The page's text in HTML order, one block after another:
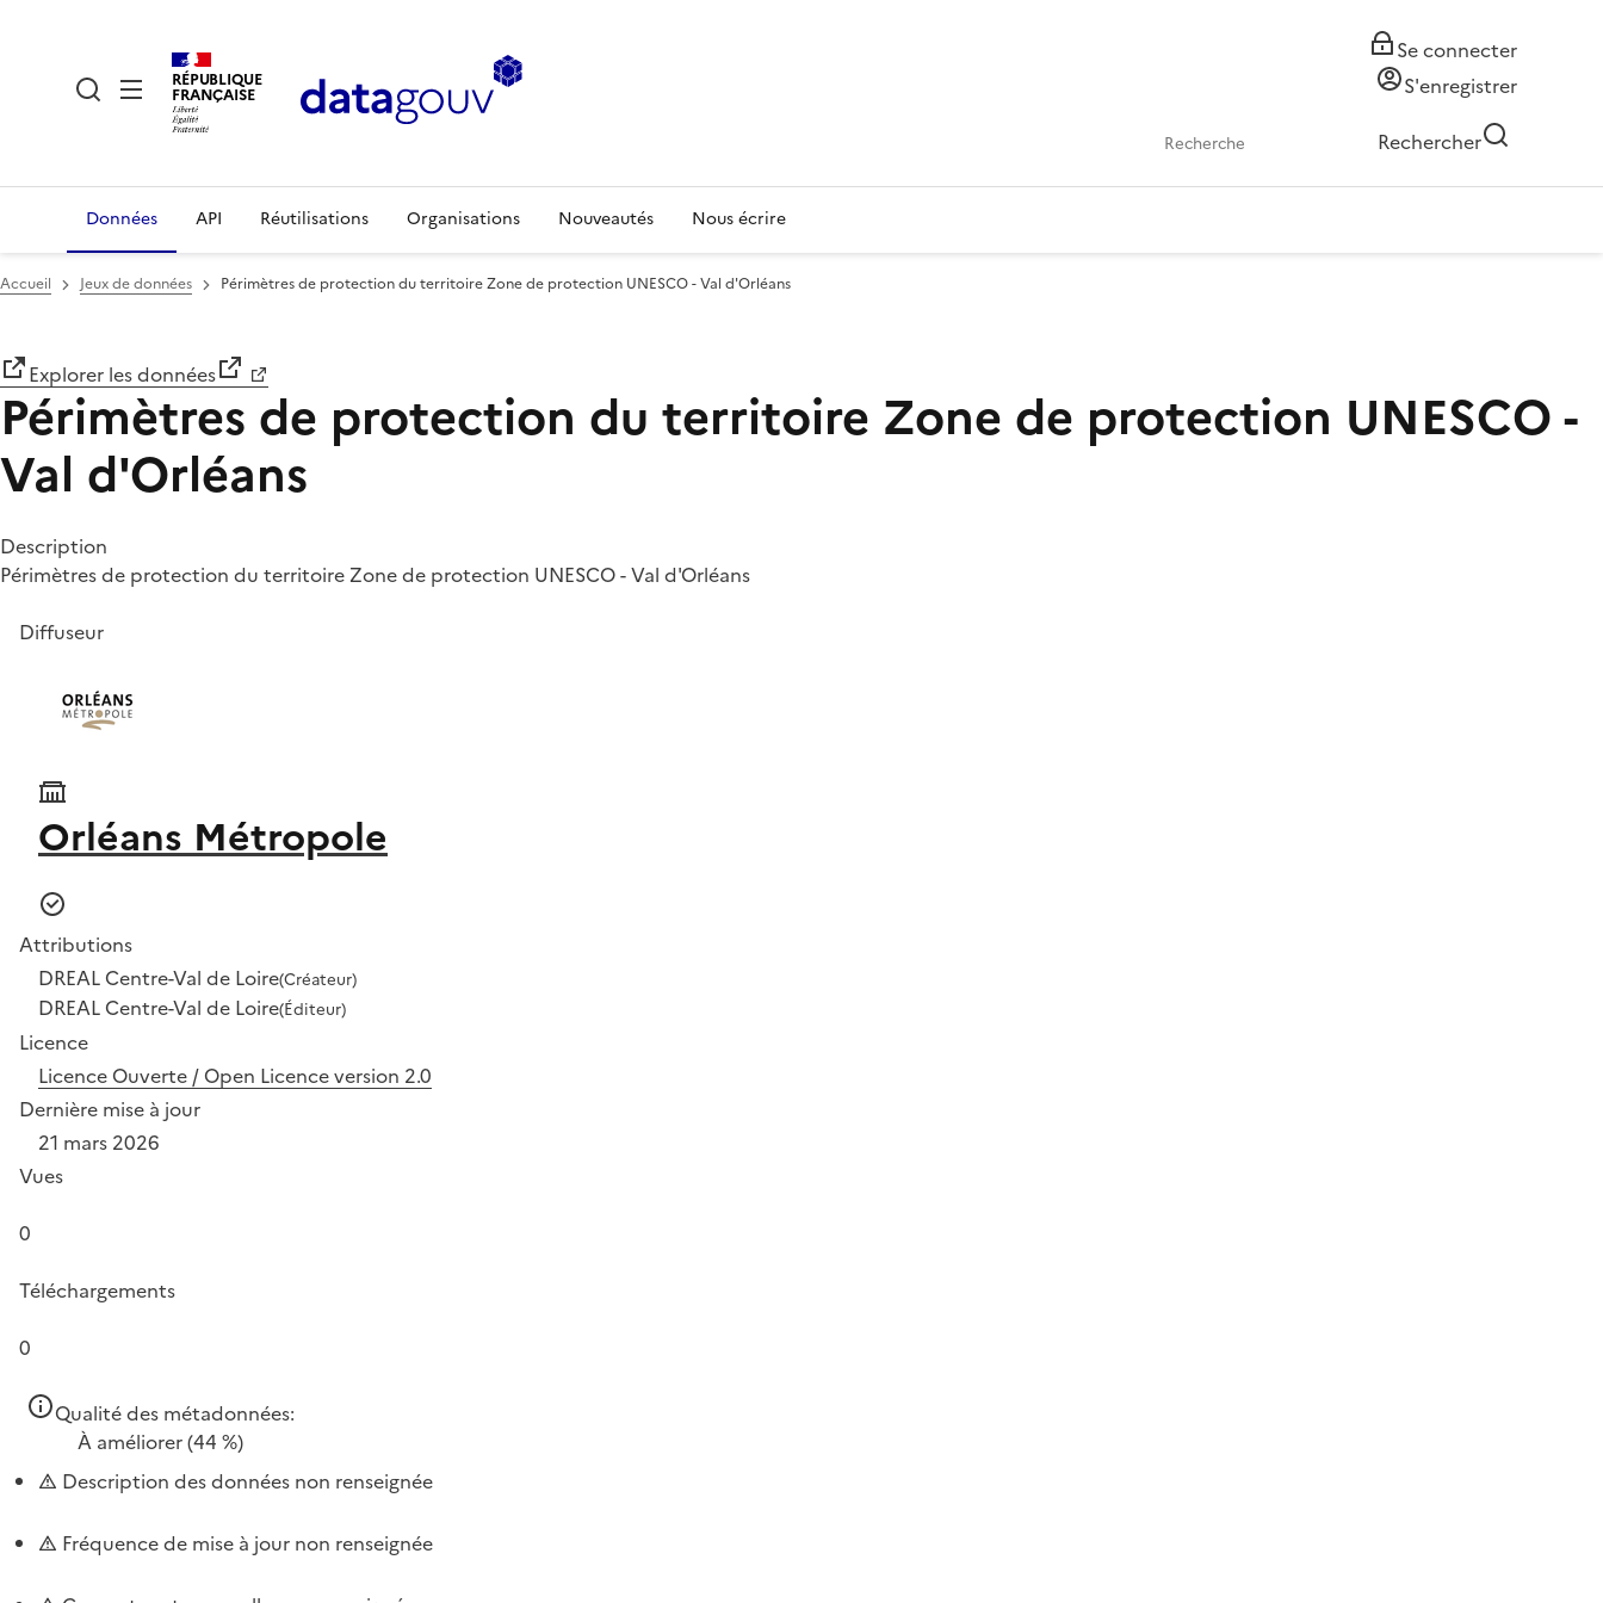
RÉPUBLIQUE
FRANÇAISE
Se connecter
S'enregistrer
Rechercher
Données API Réutilisations Organisations Nouveautés Nous écrire
Accueil Jeux de données Périmètres de protection du territoire Zone de protection UNESCO - Val d'Orléans
Explorer les données
Périmètres de protection du territoire Zone de protection UNESCO -
Val d'Orléans
Description
Périmètres de protection du territoire Zone de protection UNESCO - Val d'Orléans
Diffuseur
Orléans Métropole
Attributions
DREAL Centre-Val de Loire(Créateur)
DREAL Centre-Val de Loire(Éditeur)
Licence
Licence Ouverte / Open Licence version 2.0
Dernière mise à jour
21 mars 2026
Vues
0
Téléchargements
0
Qualité des métadonnées:
À améliorer(44 %)
Description des données non renseignée
Fréquence de mise à jour non renseignée